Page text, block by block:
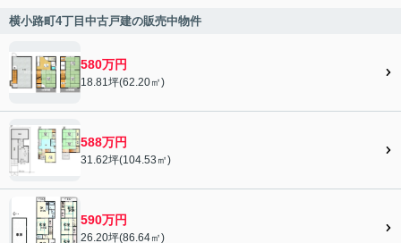
横小路町4丁目中古戸建の販売中物件
580万円
18.81坪(62.20㎡)
588万円
31.62坪(104.53㎡)
590万円
26.20坪(86.64㎡)